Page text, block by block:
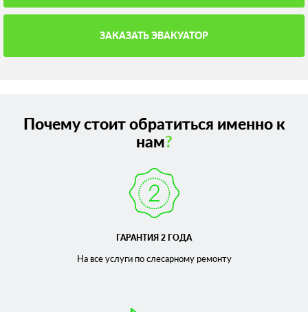
ЗАКАЗАТЬ ЭВАКУАТОР
Почему стоит обратиться именно к
нам?
ГАРАНТИЯ 2 ГОДА
На все услуги по слесарномуремонту